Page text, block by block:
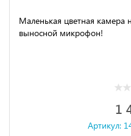
Маленькая цветная камера
выносной микрофон!
1
Артикул: